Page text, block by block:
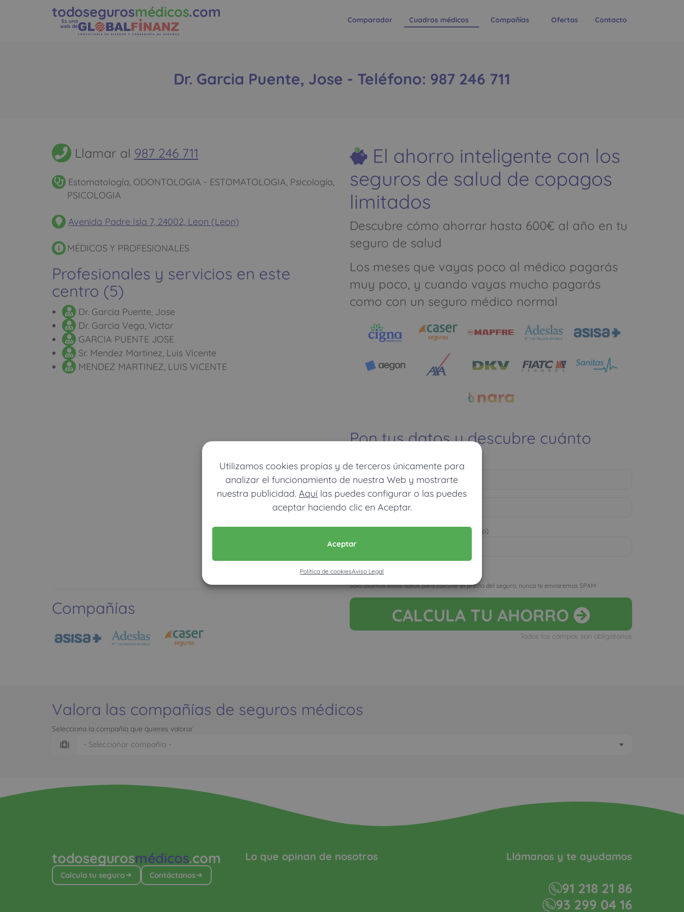
Utilizamos cookies propias y de terceros únicamente para
analizar el funcionamiento de nuestra Web y mostrarte
nuestra publicidad.Aquí las puedes configurar o las puedes
aceptar haciendo clic en Aceptar.
Aceptar
Política de cookiesAviso Legal
todosegurosmédicos.com
Es una
web de
Comparador Cuadros médicos Compañías Ofertas Contacto
Dr. Garcia Puente, Jose - Teléfono: 987 246 711
Llamar al 987 246 711
Estomatología, ODONTOLOGIA - ESTOMATOLOGIA, Psicología,
PSICOLOGIA
Avenida Padre Isla 7, 24002, Leon (Leon)
MÉDICOS Y PROFESIONALES
Profesionales y servicios en este
centro (5)
Dr. Garcia Puente, Jose
Dr. Garcia Vega, Victor
GARCIA PUENTE JOSE
Sr. Mendez Martinez, Luis Vicente
MENDEZ MARTINEZ, LUIS VICENTE
Ver mapa más grande
Compañías
El ahorro inteligente con los
seguros de salud de copagos
limitados
Descubre cómo ahorrar hasta 600€ al año en tu
seguro de salud
Los meses que vayas poco al médico pagarás
muy poco, y cuando vayas mucho pagarás
como con un seguro médico normal
Pon tus datos y descubre cuánto
Móvil (Enviamos resultados vía WhatsApp)
Acepto la nota legal y RGPD
Solo usamos estos datos para calcular el precio del seguro, nunca te enviaremos SPAM
CALCULA TU AHORRO
Todos los campos son obligatorios
Valora las compañías de seguros médicos
Selecciona la compañía que quieres valorar
todosegurosmédicos.com
Calcula tu seguro Contáctanos
Lo que opinan de nosotros Llámanos y te ayudamos
91 218 21 86
93 299 04 16